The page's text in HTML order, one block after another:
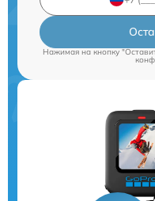
Нажимая на кнопку